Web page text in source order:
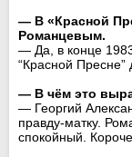
— В «Красной
Романцевым.
— Да, в конце
“Красной Пресне”
— В чём это
— Георгий
правду-матку.
спокойный.